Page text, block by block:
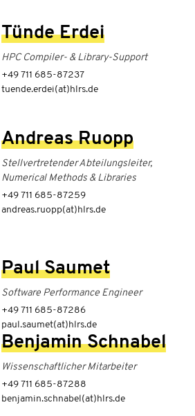
Tünde Erdei
HPC Compiler- & Library-Support
+49 711 685-87237
tuende.erdei(at)hlrs.de
Andreas Ruopp
Stellvertretender Abteilungsleiter,
Numerical Methods & Libraries
+49 711 685-87259
andreas.ruopp(at)hlrs.de
Paul Saumet
Software Performance Engineer
+49 711 685-87286
paul.saumet(at)hlrs.de
Benjamin Schnabel
Wissenschaftlicher Mitarbeiter
+49 711 685-87288
benjamin.schnabel(at)hlrs.de